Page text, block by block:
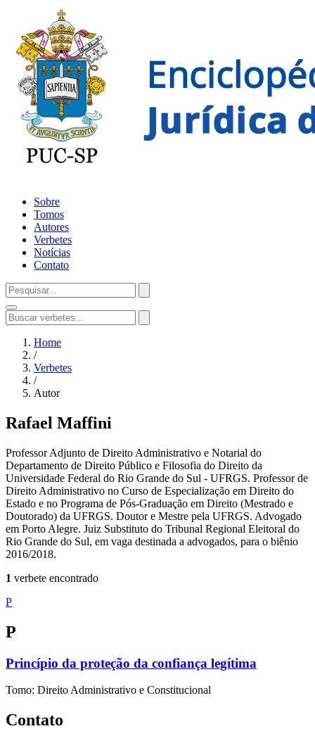
Sobre
Tomos
Autores
Verbetes
Notícias
Contato
Home
/
Verbetes
/
Autor
Rafael Maffini
Professor Adjunto de Direito Administrativo e Notarial do
Departamento de Direito Público e Filosofia do Direito da
Universidade Federal do Rio Grande do Sul - UFRGS. Professor de
Direito Administrativo no Curso de Especialização em Direito do
Estado e no Programa de Pós-Graduação em Direito (Mestrado e
Doutorado) da UFRGS. Doutor e Mestre pela UFRGS. Advogado
em Porto Alegre. Juiz Substituto do Tribunal Regional Eleitoral do
Rio Grande do Sul, em vaga destinada a advogados, para o biênio
2016/2018.
1 verbete encontrado
P
P
Princípio da proteção da confiança legítima
Tomo: Direito Administrativo e Constitucional
Contato